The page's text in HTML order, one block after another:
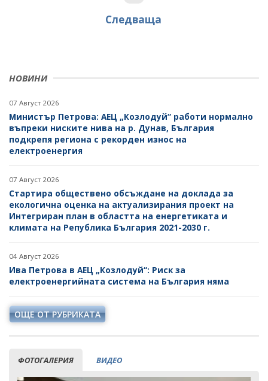
НОВИНИ
07 Август 2026
Министър Петрова: АЕЦ „Козлодуй“ работи нормално
въпреки ниските нива на р. Дунав, България
подкрепя региона с рекорден износ на
електроенергия
07 Август 2026
Стартира обществено обсъждане на доклада за
екологична оценка на актуализирания проект на
Интегриран план в областта на енергетиката и
климата на Република България 2021-2030 г.
04 Август 2026
Ива Петрова в АЕЦ „Козлодуй“: Риск за
електроенергийната система на България няма
ОЩЕ ОТ РУБРИКАТА
ФОТОГАЛЕРИЯ ВИДЕО
Следваща